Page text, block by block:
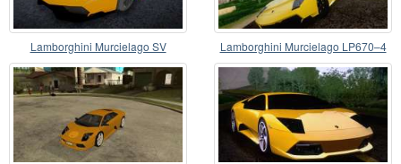
Lamborghini Murcielago SV
Sapphire
Lamborghini Murcielago LP670–4
SuperVeloce